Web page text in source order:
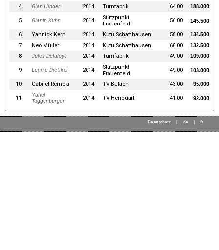
4. Gian Hinder 2014 Turnfabrik 64.00 188.000
5. Gianin Kuhn 2014
Stützpunkt
Frauenfeld
56.00 145.500
6. Yannick Kern 2014 Kutu Schaffhausen 58.00 134.500
7. Neo Müller 2014 Kutu Schaffhausen 60.00 132.500
8. Jules Delaloye 2014 Turnfabrik 49.00 109.000
9. Lennie Dietiker 2014
Stützpunkt
Frauenfeld
49.00 103.000
10. Gabriel Remeta 2014 TV Bülach 43.00 95.000
11.
Yahel
Toggenburger
2014 TV Henggart 41.00 92.000
Datenschutz de fr